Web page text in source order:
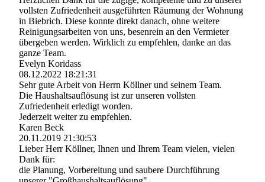
vollsten Zufriedenheit ausgeführten Räumung der Wohnung
in Biebrich. Diese konnte direkt danach, ohne weitere
Reinigungsarbeiten von uns, besenrein an den Vermieter
übergeben werden. Wirklich zu empfehlen, danke an das
ganze Team.
Evelyn Koridass
08.12.2022 18:21:31
Sehr gute Arbeit von Herrn Köllner und seinem Team.
Die Haushaltsauflösung ist zur unseren vollsten
Zufriedenheit erledigt worden.
Jederzeit weiter zu empfehlen.
Karen Beck
20.11.2019 21:30:53
Lieber Herr Köllner, Ihnen und Ihrem Team vielen, vielen
Dank für:
die Planung, Vorbereitung und saubere Durchführung